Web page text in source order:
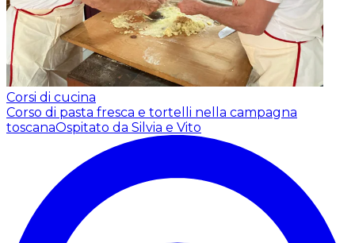
Corsi di cucina
Corso di pasta fresca e tortelli nella campagna
toscanaOspitato da Silvia e Vito